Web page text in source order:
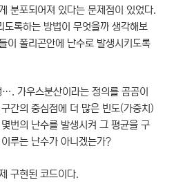
분포되어져 있다는 문제점이 있었다.
도록하는 방법이 무엇을까 생각해보
이 폴리곤안에 난수로 발생시키도록
가우스분산이라는 정의를 곰곰이
간의 중심점에 더 많은 빈도(가중치)
번의 난수를 발생시켜 그 평균을 구
루는 난수가 아니겠는가?
구현된 코드이다.